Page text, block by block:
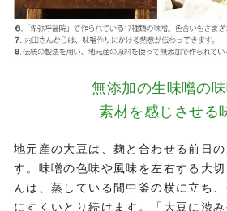
無添加の生味噌の
素材を感じさせる
地元産の大豆は、麹と合わせる前日
す。味噌の色味や風味を左右する大
んは、蒸している間中釜の横に立ち
にすくいとり続けます。「大豆に渋